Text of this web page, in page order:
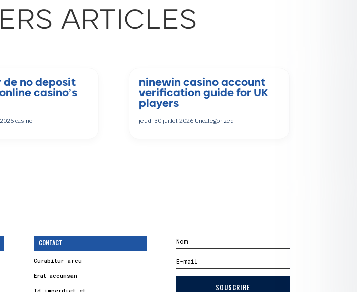
ARTICLES
de no deposit
casino’s
casino
ninewin casino account
verification guide for UK
players
jeudi 30 juillet 2026 Uncategorized
CONTACT
Curabitur arcu
Erat accumsan
SOUSCRIRE